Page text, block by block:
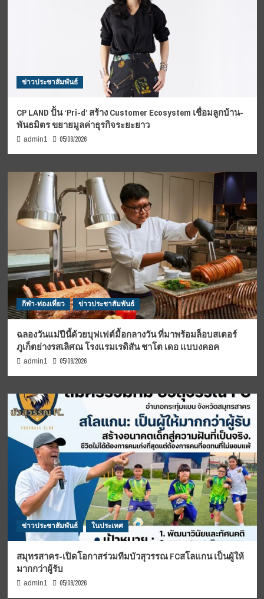
ข่าวประชาสัมพันธ์
CP LAND ปั้น ‘Pri-d’ สร้าง Customer Ecosystem เชื่อมลูกบ้าน-
พันธมิตร ขยายมูลค่าธุรกิจระยะยาว
admin1 05/08/2026
กีฬา-ท่องเที่ยว ข่าวประชาสัมพันธ์
ฉลองวันแม่ปีนี้ด้วยบุฟเฟต์มื้อกลางวัน ที่มาพร้อมล็อบสเตอร์
ภูเก็ตย่างรสเลิศณ โรงแรมเรดิสัน ชาโต เดอ แบบงคอค
admin1 05/08/2026
ข่าวประชาสัมพันธ์ ในประเทศ
สมุทรสาคร-เปิดโอกาสร่วมทีมบัวสุวรรณ FCสโลแกน เป็นผู้ให้
มากกว่าผู้รับ
admin1 05/08/2026